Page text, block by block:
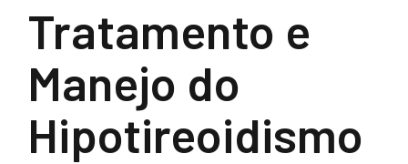
Tratamento e
Manejo do
Hipotireoidismo